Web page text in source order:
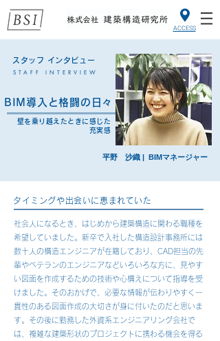
ACCESS
BIM導入と格闘の日々
壁を乗り越えたときに感じた
充実感
スタッフ インタビュー
STAFF INTERVIEW
平野 沙織 | BIMマネージャー
タイミングや出会いに恵まれていた
社会人になるとき、はじめから建築構造に関わる職種を
希望していました。新卒で入社した構造設計事務所には
数十人の構造エンジニアが在籍しており、CAD担当の先
輩やベテランのエンジニアなどいろいろな方に、見やす
い図面を作成するための技術や心構えについて指導を受
けました。そのおかげで、必要な情報が伝わりやすく一
貫性のある図面作成の大切さが身に付いたのだと思いま
す。その後に勤務した外資系エンジニアリング会社で
は、複雑な建築形状のプロジェクトに携わる機会を得る